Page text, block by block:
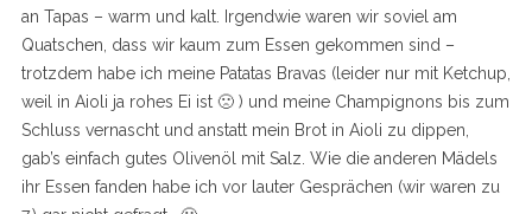
an Tapas – warm und kalt. Irgendwie waren wir soviel am
Quatschen, dass wir kaum zum Essen gekommen sind –
trotzdem habe ich meine Patatas Bravas (leider nur mit Ketchup,
weil in Aioli ja rohes Ei ist 🙁 ) und meine Champignons bis zum
Schluss vernascht und anstatt mein Brot in Aioli zu dippen,
gab’s einfach gutes Olivenöl mit Salz. Wie die anderen Mädels
ihr Essen fanden habe ich vor lauter Gesprächen (wir waren zu